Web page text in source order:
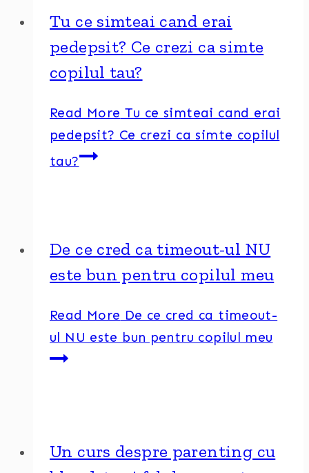
Tu ce simteai cand erai
pedepsit? Ce crezi ca simte
copilul tau?
Read More Tu ce simteai cand erai
pedepsit? Ce crezi ca simte copilul
tau?
De ce cred ca timeout-ul NU
este bun pentru copilul meu
Read More De ce cred ca timeout-
ul NU este bun pentru copilul meu
Un curs despre parenting cu